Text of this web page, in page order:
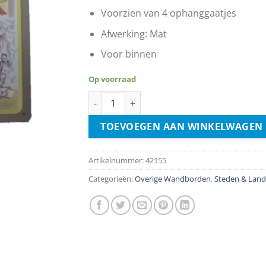
Voorzien van 4 ophanggaatjes
Afwerking: Mat
Voor binnen
Op voorraad
Cuba Holiday Isle Of The Tropics aantal
TOEVOEGEN AAN WINKELWAGEN
Artikelnummer:42155
Categorieën:Overige Wandborden,Steden &